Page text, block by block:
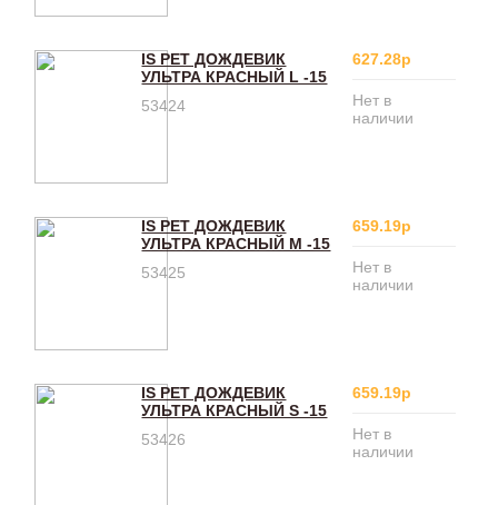
IS PET ДОЖДЕВИК
УЛЬТРА КРАСНЫЙ L -15
53424
627.28р
Нет в
наличии
IS PET ДОЖДЕВИК
УЛЬТРА КРАСНЫЙ M -15
53425
659.19р
Нет в
наличии
IS PET ДОЖДЕВИК
УЛЬТРА КРАСНЫЙ S -15
53426
659.19р
Нет в
наличии